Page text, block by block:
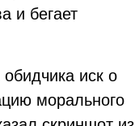
и бегает
иск о
морального